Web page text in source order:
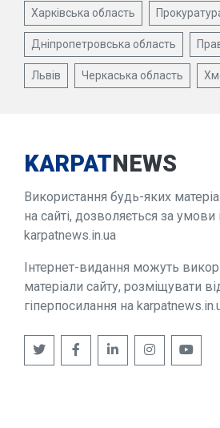
Харківська область
Дніпропетровська область
Львів Черкаська область
KARPATNEWS
Використання будь-яких
на сайті, дозволяється за
karpatnews.in.ua
Інтернет-видання можуть
матеріали сайту, розміщувати
гіперпосилання на